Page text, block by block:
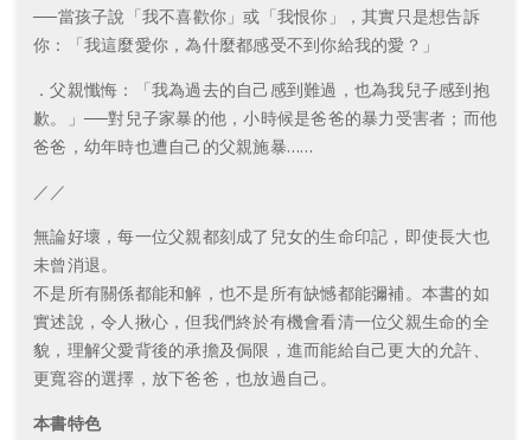
──當孩子說「我不喜歡你」或「我恨你」，其實只是想告訴
你：「我這麼愛你，為什麼都感受不到你給我的愛？」
．父親懺悔：「我為過去的自己感到難過，也為我兒子感到抱
歉。」──對兒子家暴的他，小時候是爸爸的暴力受害者；而他
爸爸，幼年時也遭自己的父親施暴……
／／
無論好壞，每一位父親都刻成了兒女的生命印記，即使長大也
未曾消退。
不是所有關係都能和解，也不是所有缺憾都能彌補。本書的如
實述說，令人揪心，但我們終於有機會看清一位父親生命的全
貌，理解父愛背後的承擔及侷限，進而能給自己更大的允許、
更寬容的選擇，放下爸爸，也放過自己。
本書特色